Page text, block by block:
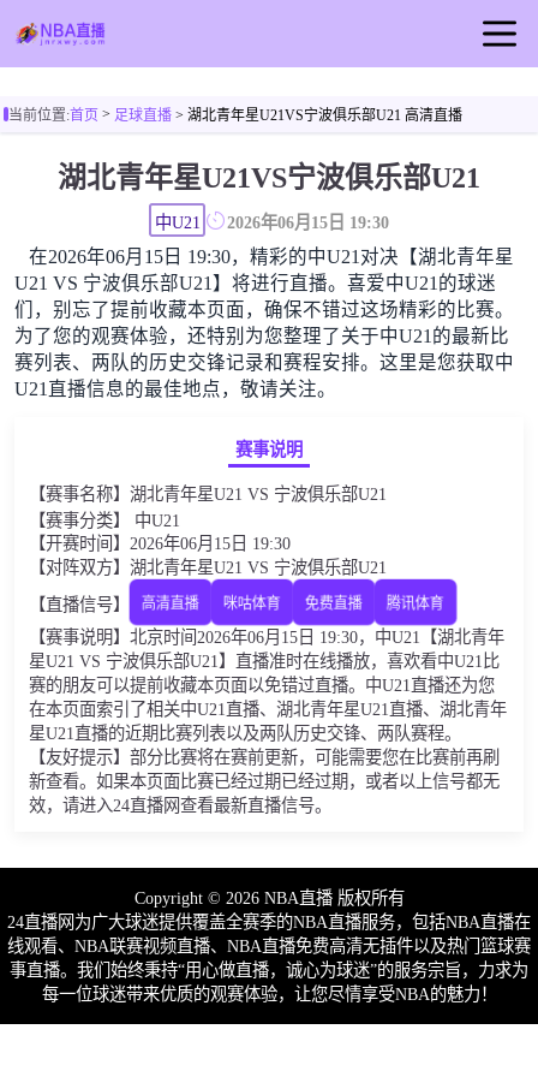
篮球直播
NBA新闻
当前位置:首页> 足球直播> 湖北青年星U21VS宁波俱乐部U21 高清直播
湖北青年星U21VS宁波俱乐部U21
中U21 2026年06月15日 19:30
在2026年06月15日 19:30，精彩的中U21对决【湖北青年星
U21 VS 宁波俱乐部U21】将进行直播。喜爱中U21的球迷
们，别忘了提前收藏本页面，确保不错过这场精彩的比赛。
为了您的观赛体验，还特别为您整理了关于中U21的最新比
赛列表、两队的历史交锋记录和赛程安排。这里是您获取中
U21直播信息的最佳地点，敬请关注。
赛事说明
【赛事名称】湖北青年星U21 VS 宁波俱乐部U21
【赛事分类】 中U21
【开赛时间】2026年06月15日 19:30
【对阵双方】湖北青年星U21 VS 宁波俱乐部U21
【直播信号】
高清直播 咪咕体育 免费直播 腾讯体育
【赛事说明】北京时间2026年06月15日 19:30，中U21【湖北青年
星U21 VS 宁波俱乐部U21】直播准时在线播放，喜欢看中U21比
赛的朋友可以提前收藏本页面以免错过直播。中U21直播还为您
在本页面索引了相关中U21直播、湖北青年星U21直播、湖北青年
星U21直播的近期比赛列表以及两队历史交锋、两队赛程。
【友好提示】部分比赛将在赛前更新，可能需要您在比赛前再刷
新查看。如果本页面比赛已经过期已经过期，或者以上信号都无
效，请进入24直播网查看最新直播信号。
Copyright © 2026 NBA直播 版权所有
24直播网为广大球迷提供覆盖全赛季的NBA直播服务，包括NBA直播在
线观看、NBA联赛视频直播、NBA直播免费高清无插件以及热门篮球赛
事直播。我们始终秉持“用心做直播，诚心为球迷”的服务宗旨，力求为
每一位球迷带来优质的观赛体验，让您尽情享受NBA的魅力！